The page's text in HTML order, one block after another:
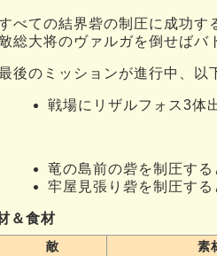
べての結界砦の制圧に成功す
総大将のヴァルガを倒せばバ
後のミッションが進行中、以
戦場にリザルフォス3体
竜の島前の砦を制圧する
牢屋見張り砦を制圧する
＆食材
敵 素